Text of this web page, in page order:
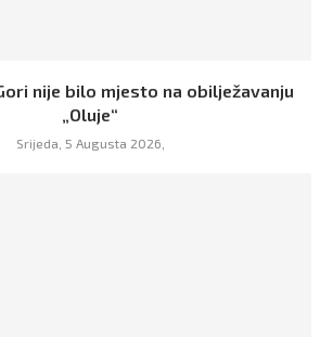
nije bilo mjesto na obilježavanju
„Oluje“
Srijeda, 5 Augusta 2026,